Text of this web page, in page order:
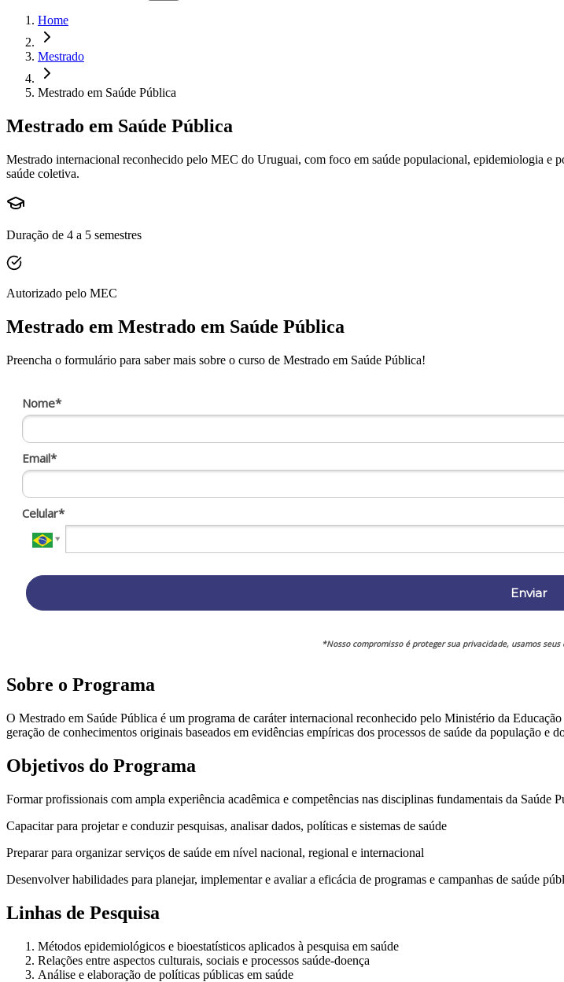
Home
Mestrado
Mestrado em Saúde Pública
Mestrado em Saúde Pública
Mestrado internacional reconhecido pelo MEC do Uruguai, com foco em saúde populacional, epidemiologia e
saúde coletiva.
Duração de 4 a 5 semestres
Autorizado pelo MEC
Mestrado em Mestrado em Saúde Pública
Preencha o formulário para saber mais sobre o curso de Mestrado em Saúde Pública!
Nome*
Email*
Celular*
Enviar
*Nosso compromisso é proteger sua privacidade, usamos
Sobre o Programa
O Mestrado em Saúde Pública é um programa de caráter internacional reconhecido pelo Ministério da
geração de conhecimentos originais baseados em evidências empíricas dos processos de saúde da população e
Objetivos do Programa
Formar profissionais com ampla experiência acadêmica e competências nas disciplinas fundamentais da Saúde
Capacitar para projetar e conduzir pesquisas, analisar dados, políticas e sistemas de saúde
Preparar para organizar serviços de saúde em nível nacional, regional e internacional
Desenvolver habilidades para planejar, implementar e avaliar a eficácia de programas e campanhas de saúde
Linhas de Pesquisa
Métodos epidemiológicos e bioestatísticos aplicados à pesquisa em saúde
Relações entre aspectos culturais, sociais e processos saúde-doença
Análise e elaboração de políticas públicas em saúde